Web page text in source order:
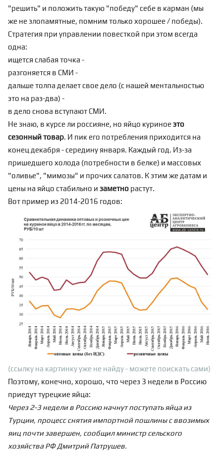
"решить" и положить такую "победу" себе в карман (мы
же не злопамятные, помним только хорошее / победы).
Стратегия при управлении повесткой при этом всегда
одна:
ищется слабая точка -
разгоняется в СМИ -
дальше толпа делает свое дело (с нашей ментальностью
это на раз-два) -
в дело снова вступают СМИ.
Не знаю, в курсе ли россияне, но яйцо куриноеэто
сезонный товар. И пик его потребления приходится на
конец декабря - середину января. Каждый год. Из-за
пришедшего холода (потребности в белке) и массовых
"оливье", "мимозы" и прочих салатов. К этим же датам и
цены на яйцо стабильно и заметно растут.
Вот пример из 2014-2016 годов:
(ссылку на картинку уже не найду - можете поискать сами)
Поэтому, конечно, хорошо, что через 3 недели в Россию
приедут турецкие яйца:
Через 2-3 недели в Россию начнут поступать яйца из
Турции, процесс снятия импортной пошлины с ввозимых
яиц почти завершен, сообщил министр сельского
хозяйства РФ Дмитрий Патрушев.